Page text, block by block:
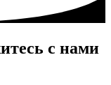
с нами